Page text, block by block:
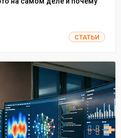
СТАТЬИ